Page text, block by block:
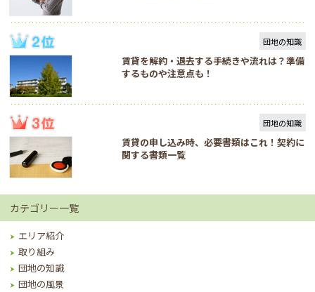
団地の知識
賃貸を解約・退去する手続きや流れは？準備
するものや注意点も！
団地の知識
賃貸の申し込み時、必要書類はこれ！契約に
関する書類一覧
カテゴリー一覧
エリア紹介
取り組み
団地の知識
団地の風景